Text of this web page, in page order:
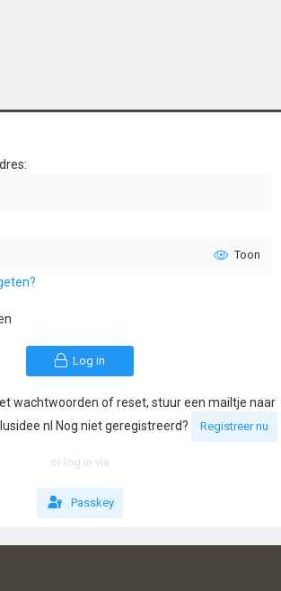
Toon
Log in
wachtwoorden of reset, stuur een mailtje naar
nl Nog niet geregistreerd?
Registreer nu
or log in via
Passkey